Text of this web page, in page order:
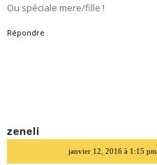
Ou spéciale mere/fille !
Répondre
zeneli
janvier 12, 2016 à 1:15 pm